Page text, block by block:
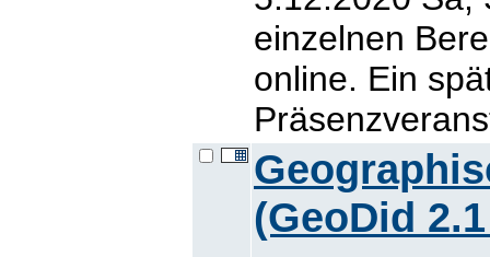
einzelnen
online. Ein
(GeoDid